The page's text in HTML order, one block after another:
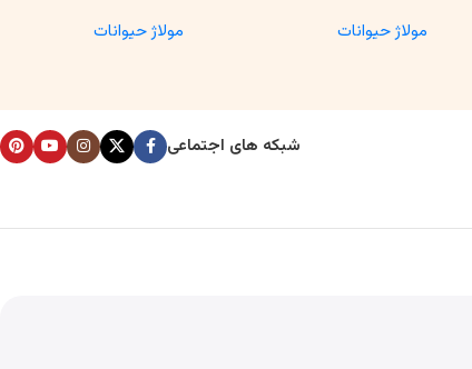
مولاژ حیوانات
مولاژ حیوانات
شبکه های اجتماعی